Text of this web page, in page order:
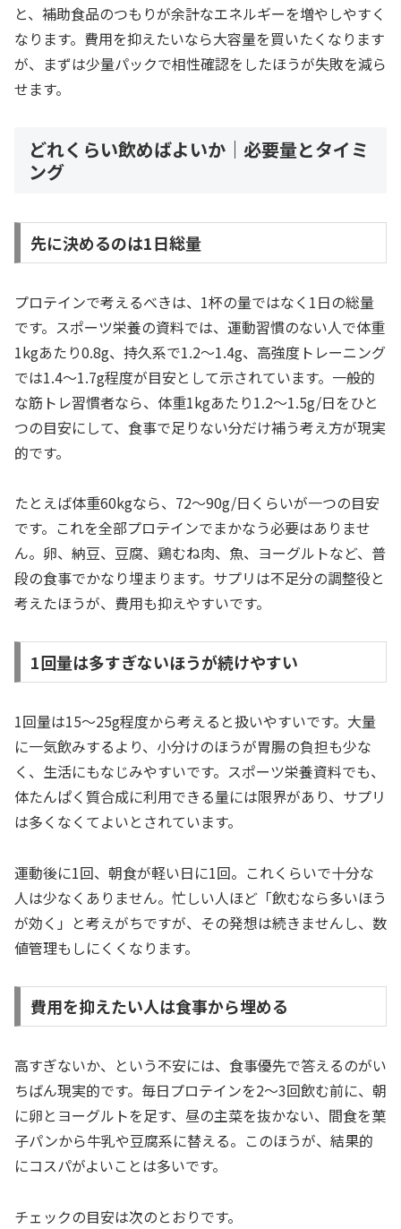
と、補助食品のつもりが余計なエネルギーを増やしやすく
なります。費用を抑えたいなら大容量を買いたくなります
が、まずは少量パックで相性確認をしたほうが失敗を減ら
せます。
どれくらい飲めばよいか｜必要量とタイミ
ング
先に決めるのは1日総量
プロテインで考えるべきは、1杯の量ではなく1日の総量
です。スポーツ栄養の資料では、運動習慣のない人で体重
1kgあたり0.8g、持久系で1.2〜1.4g、高強度トレーニング
では1.4〜1.7g程度が目安として示されています。一般的
な筋トレ習慣者なら、体重1kgあたり1.2〜1.5g/日をひと
つの目安にして、食事で足りない分だけ補う考え方が現実
的です。
たとえば体重60kgなら、72〜90g/日くらいが一つの目安
です。これを全部プロテインでまかなう必要はありませ
ん。卵、納豆、豆腐、鶏むね肉、魚、ヨーグルトなど、普
段の食事でかなり埋まります。サプリは不足分の調整役と
考えたほうが、費用も抑えやすいです。
1回量は多すぎないほうが続けやすい
1回量は15〜25g程度から考えると扱いやすいです。大量
に一気飲みするより、小分けのほうが胃腸の負担も少な
く、生活にもなじみやすいです。スポーツ栄養資料でも、
体たんぱく質合成に利用できる量には限界があり、サプリ
は多くなくてよいとされています。
運動後に1回、朝食が軽い日に1回。これくらいで十分な
人は少なくありません。忙しい人ほど「飲むなら多いほう
が効く」と考えがちですが、その発想は続きませんし、数
値管理もしにくくなります。
費用を抑えたい人は食事から埋める
高すぎないか、という不安には、食事優先で答えるのがい
ちばん現実的です。毎日プロテインを2〜3回飲む前に、朝
に卵とヨーグルトを足す、昼の主菜を抜かない、間食を菓
子パンから牛乳や豆腐系に替える。このほうが、結果的
にコスパがよいことは多いです。
チェックの目安は次のとおりです。